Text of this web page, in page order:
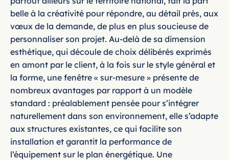
belle à la créativité pour répondre, au détail près, aux
vœux de la demande, de plus en plus soucieuse de
personnaliser son projet. Au-delà de sa dimension
esthétique, qui découle de choix délibérés exprimés
en amont par le client, à la fois sur le style général et
la forme, une fenêtre « sur-mesure » présente de
nombreux avantages par rapport à un modèle
standard : préalablement pensée pour s’intégrer
naturellement dans son environnement, elle s’adapte
aux structures existantes, ce qui facilite son
installation et garantit la performance de
l’équipement sur le plan énergétique. Une